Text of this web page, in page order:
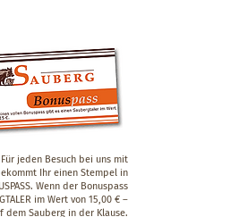
jeden Besuch bei uns mit
Ihr einen Stempel in
Wenn der Bonuspass
im Wert von 15,00 € –
dem Sauberg in der Klause.